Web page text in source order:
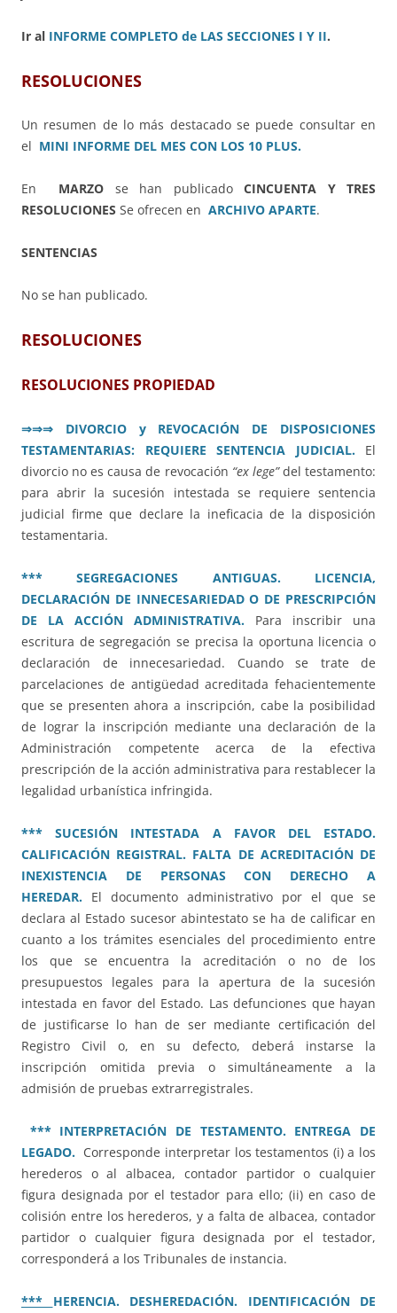
Ir al INFORME COMPLETO de LAS SECCIONES I Y II.
RESOLUCIONES
Un resumen de lo más destacado se puede consultar en
el MINI INFORME DEL MES CON LOS 10 PLUS.
En MARZO se han publicado CINCUENTA Y TRES
RESOLUCIONES Se ofrecen en ARCHIVO APARTE.
SENTENCIAS
No se han publicado.
RESOLUCIONES
RESOLUCIONES PROPIEDAD
⇒⇒⇒ DIVORCIO y REVOCACIÓN DE DISPOSICIONES
TESTAMENTARIAS: REQUIERE SENTENCIA JUDICIAL.El
divorcio no es causa de revocación “ex lege”del testamento:
para abrir la sucesión intestada se requiere sentencia
judicial firme que declare la ineficacia de la disposición
testamentaria.
*** SEGREGACIONES ANTIGUAS. LICENCIA,
DECLARACIÓN DE INNECESARIEDAD O DE PRESCRIPCIÓN
DE LA ACCIÓN ADMINISTRATIVA. Para inscribir una
escritura de segregación se precisa la oportuna licencia o
declaración de innecesariedad. Cuando se trate de
parcelaciones de antigüedad acreditada fehacientemente
que se presenten ahora a inscripción, cabe la posibilidad
de lograr la inscripción mediante una declaración de la
Administración competente acerca de la efectiva
prescripción de la acción administrativa para restablecer la
legalidad urbanística infringida.
*** SUCESIÓN INTESTADA A FAVOR DEL ESTADO.
CALIFICACIÓN REGISTRAL. FALTA DE ACREDITACIÓN DE
INEXISTENCIA DE PERSONAS CON DERECHO A
HEREDAR. El documento administrativo por el que se
declara al Estado sucesor abintestato se ha de calificar en
cuanto a los trámites esenciales del procedimiento entre
los que se encuentra la acreditación o no de los
presupuestos legales para la apertura de la sucesión
intestada en favor del Estado. Las defunciones que hayan
de justificarse lo han de ser mediante certificación del
Registro Civil o, en su defecto, deberá instarse la
inscripción omitida previa o simultáneamente a la
admisión de pruebas extrarregistrales.
*** INTERPRETACIÓN DE TESTAMENTO. ENTREGA DE
LEGADO. Corresponde interpretar los testamentos (i) a los
herederos o al albacea, contador partidor o cualquier
figura designada por el testador para ello; (ii) en caso de
colisión entre los herederos, y a falta de albacea, contador
partidor o cualquier figura designada por el testador,
corresponderá a los Tribunales de instancia.
*** HERENCIA. DESHEREDACIÓN. IDENTIFICACIÓN DE